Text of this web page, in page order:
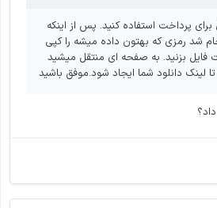
برای پرداخت استفاده کنید. پس از اینکه
شد رمزی که بهتون داده میشه را کپی
فایل بزنید. به صفحه ای منتقل میشید
تا لینک دانلود شما ایجاد شود.موفق باشید